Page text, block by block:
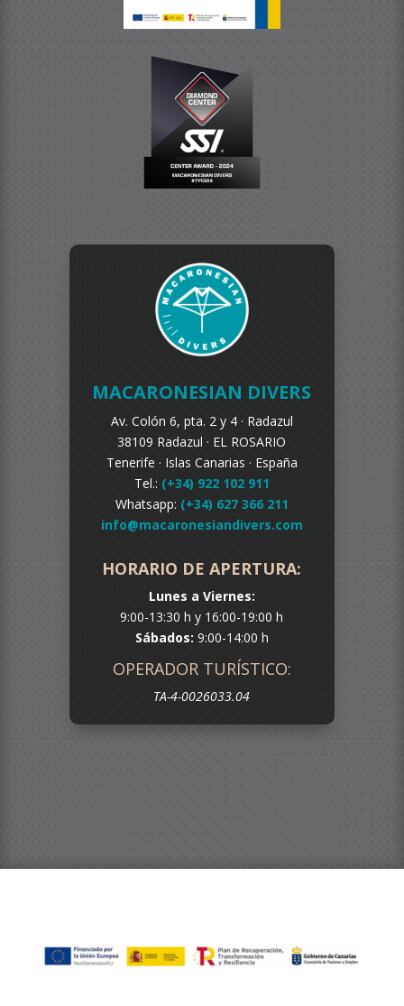
MACARONESIAN DIVERS
Av. Colón 6, pta. 2 y 4 · Radazul
38109 Radazul · EL ROSARIO
Tenerife · Islas Canarias · España
Tel.: (+34) 922 102 911
Whatsapp: (+34) 627 366 211
info@macaronesiandivers.com
HORARIO DE APERTURA:
Lunes a Viernes:
9:00-13:30 h y 16:00-19:00 h
Sábados: 9:00-14:00 h
OPERADOR TURÍSTICO:
TA-4-0026033.04